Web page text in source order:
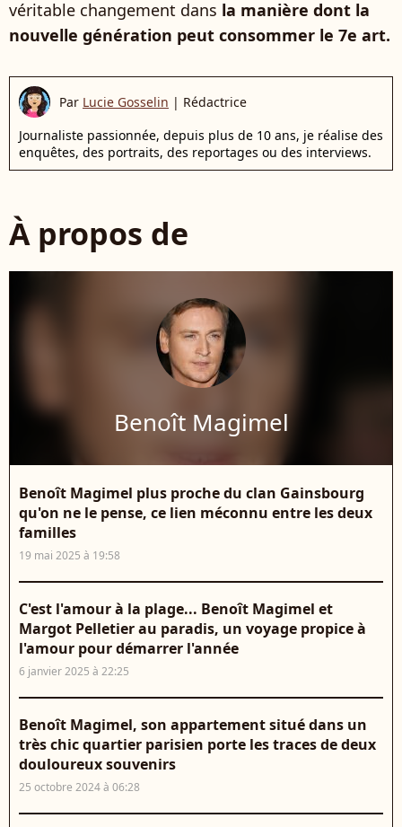
véritable changement dans la manière dont la
nouvelle génération peut consommer le 7e art.
Par Lucie Gosselin | Rédactrice
Journaliste passionnée, depuis plus de 10 ans, je réalise des
enquêtes, des portraits, des reportages ou des interviews.
À propos de
Benoît Magimel
Benoît Magimel plus proche du clan Gainsbourg
qu'on ne le pense, ce lien méconnu entre les deux
familles
19 mai 2025 à 19:58
C'est l'amour à la plage... Benoît Magimel et
Margot Pelletier au paradis, un voyage propice à
l'amour pour démarrer l'année
6 janvier 2025 à 22:25
Benoît Magimel, son appartement situé dans un
très chic quartier parisien porte les traces de deux
douloureux souvenirs
25 octobre 2024 à 06:28